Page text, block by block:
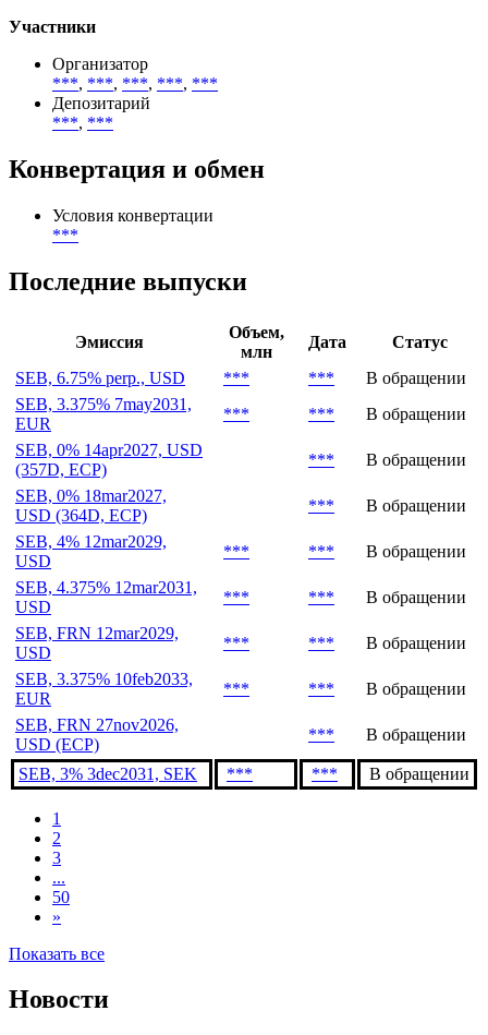
Участники
Организатор
***, ***, ***, ***, ***
Депозитарий
***, ***
Конвертация и обмен
Условия конвертации
***
Последние выпуски
Эмиссия
Объем,
млн
Дата
Статус
SEB, 6.75% perp., USD
*** ***
В обращении
SEB, 3.375% 7may2031,
EUR
*** ***
В обращении
SEB, 0% 14apr2027, USD
(357D, ECP)
***
В обращении
SEB, 0% 18mar2027,
USD (364D, ECP)
***
В обращении
SEB, 4% 12mar2029,
USD
*** ***
В обращении
SEB, 4.375% 12mar2031,
USD
*** ***
В обращении
SEB, FRN 12mar2029,
USD
*** ***
В обращении
SEB, 3.375% 10feb2033,
EUR
*** ***
В обращении
SEB, FRN 27nov2026,
USD (ECP)
*** В обращении
SEB, 3% 3dec2031, SEK *** *** В обращении
1
2
3
...
50
»
Показать все
Новости